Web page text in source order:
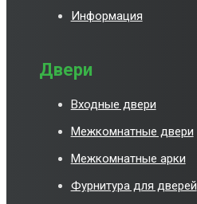
Информация
Двери
Входные двери
Межкомнатные двери
Межкомнатные арки
Фурнитура для дверей